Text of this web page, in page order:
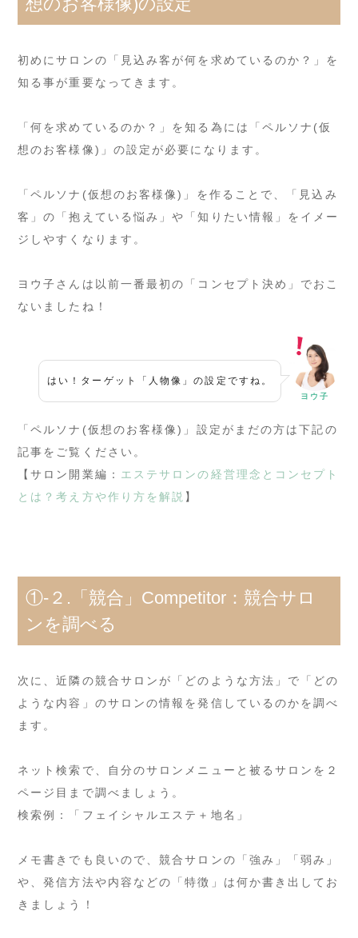
初めにサロンの「見込み客が何を求めているのか？」を
知る事が重要なってきます。
「何を求めているのか？」を知る為には「ペルソナ(仮
想のお客様像)」の設定が必要になります。
「ペルソナ(仮想のお客様像)」を作ることで、「見込み
客」の「抱えている悩み」や「知りたい情報」をイメー
ジしやすくなります。
ヨウ子さんは以前一番最初の「コンセプト決め」でおこ
ないましたね！
はい！ターゲット「人物像」の設定ですね。
ヨウ子
「ペルソナ(仮想のお客様像)」設定がまだの方は下記の
記事をご覧ください。
【サロン開業編： エステサロンの経営理念とコンセプト
とは？考え方や作り方を解説 】
①-２.「競合」Competitor：競合サロ
ンを調べる
次に、近隣の競合サロンが「どのような方法」で「どの
ような内容」のサロンの情報を発信しているのかを調べ
ます。
ネット検索で、自分のサロンメニューと被るサロンを２
ページ目まで調べましょう。
検索例：「フェイシャルエステ＋地名」
メモ書きでも良いので、競合サロンの「強み」「弱み」
や、発信方法や内容などの「特徴」は何か書き出してお
きましょう！